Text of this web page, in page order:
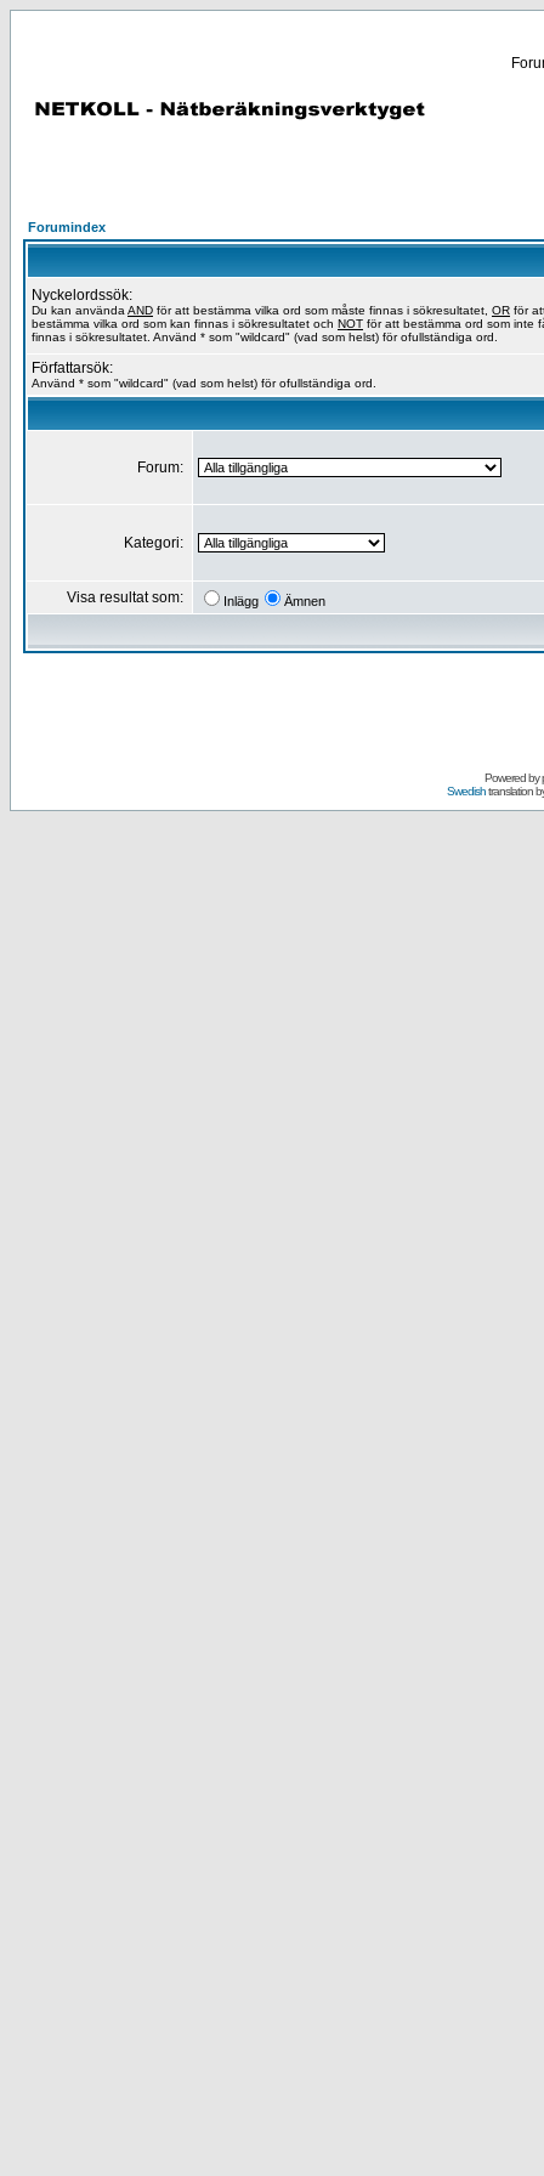
Forumindex
Nyckelordssök:
Du kan använda AND för att bestämma vilka ord som måste finnas i sökresultatet, OR för
bestämma vilka ord som kan finnas i sökresultatet och NOT för att bestämma ord som inte
finnas i sökresultatet. Använd * som "wildcard" (vad som helst) för ofullständiga ord.
Författarsök:
Använd * som "wildcard" (vad som helst) för ofullständiga ord.
Forum:
Kategori:
Visa resultat som: Inlägg Ämnen
Powered by
Swedishtranslation